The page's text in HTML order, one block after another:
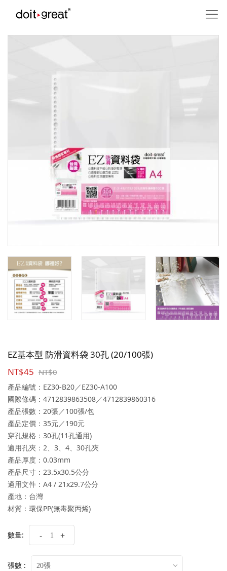
EZ基本型 防滑資料袋 30孔 (20/100張)
NT$45 NT$0
產品編號：EZ30-B20／EZ30-A100
國際條碼：4712839863508／4712839860316
產品張數：20張／100張/包
產品定價：35元／190元
穿孔規格：30孔(11孔通用)
適用孔夾：2、3、4、30孔夾
產品厚度：0.03mm
產品尺寸：23.5x30.5公分
適用文件：A4 / 21x29.7公分
產地：台灣
材質：環保PP(無毒聚丙烯)
數量: - +
張數 : 20張